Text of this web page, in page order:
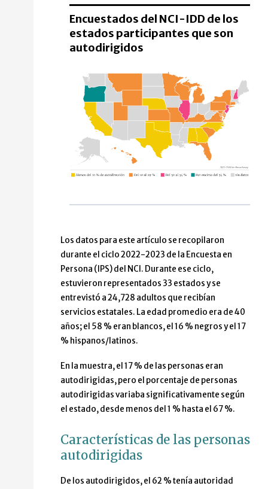
Encuestados del NCI-IDD de los
estados participantes que son
autodirigidos
Los datos para este artículo se recopilaron
durante el ciclo 2022-2023 de la Encuesta en
Persona (IPS) del NCI. Durante ese ciclo,
estuvieron representados 33 estados y se
entrevistó a 24,728 adultos que recibían
servicios estatales. La edad promedio era de 40
años; el 58 % eran blancos, el 16 % negros y el 17
% hispanos/latinos.
En la muestra, el 17 % de las personas eran
autodirigidas, pero el porcentaje de personas
autodirigidas variaba significativamente según
el estado, desde menos del 1 % hasta el 67 %.
Características de las personas
autodirigidas
De los autodirigidos, el 62 % tenía autoridad